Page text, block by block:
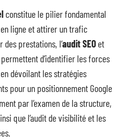
constitue le pilier fondamental
ligne et attirer un trafic
prestations, l’audit SEO et
permettent d’identifier les forces
dévoilant les stratégies
pour un positionnement Google
par l’examen de la structure,
que l’audit de visibilité et les